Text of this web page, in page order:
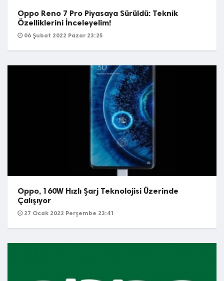
Oppo Reno 7 Pro Piyasaya Sürüldü: Teknik
Özelliklerini İnceleyelim!
06 Şubat 2022 Pazar 23:25
Oppo, 160W Hızlı Şarj Teknolojisi Üzerinde
Çalışıyor
27 Ocak 2022 Perşembe 23:41